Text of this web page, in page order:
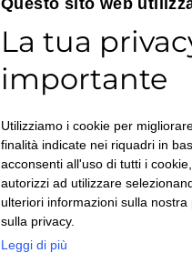
Privacy Policy*
ISCRIVITI
Questo sito web
La tua
importante
Utilizziamo i cookie per
finalità indicate nei riquadri in
acconsenti all'uso di tutti i
autorizzi ad utilizzare
ulteriori informazioni sulla
sulla privacy.
Leggi di più